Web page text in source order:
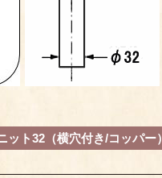
ット32（横穴付き/コッパー）